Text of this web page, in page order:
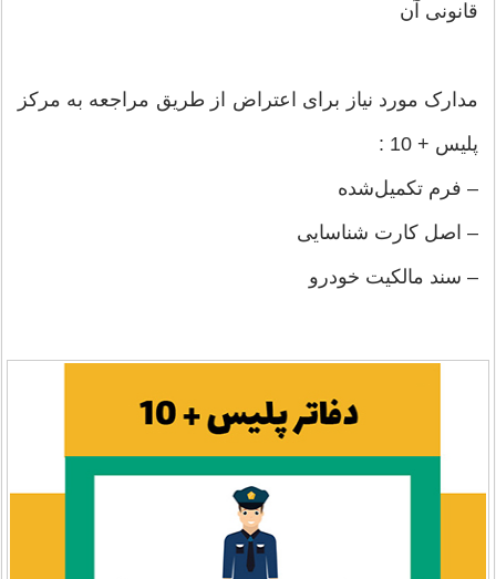
قانونی آن
مدارک مورد نیاز برای اعتراض از طریق مراجعه به مرکز
پلیس + 10 :
– فرم تکمیل‌شده
– اصل کارت شناسایی
– سند مالکیت خودرو